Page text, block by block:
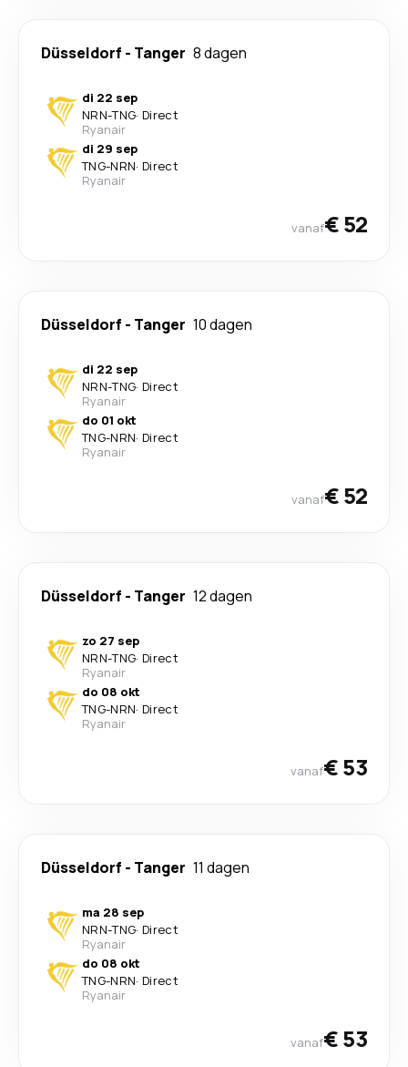
Düsseldorf - Tanger 8 dagen
di 22 sep
NRN-TNG· Direct
Ryanair
di 29 sep
TNG-NRN· Direct
Ryanair
vanaf€ 52
Düsseldorf - Tanger 10 dagen
di 22 sep
NRN-TNG· Direct
Ryanair
do 01 okt
TNG-NRN· Direct
Ryanair
vanaf€ 52
Düsseldorf - Tanger 12 dagen
zo 27 sep
NRN-TNG· Direct
Ryanair
do 08 okt
TNG-NRN· Direct
Ryanair
vanaf€ 53
Düsseldorf - Tanger 11 dagen
ma 28 sep
NRN-TNG· Direct
Ryanair
do 08 okt
TNG-NRN· Direct
Ryanair
vanaf€ 53